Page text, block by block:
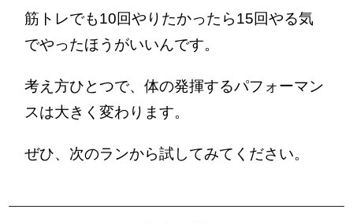
筋トレでも10回やりたかったら15回やる気
でやったほうがいいんです。
考え方ひとつで、体の発揮するパフォーマン
スは大きく変わります。
ぜひ、次のランから試してみてください。